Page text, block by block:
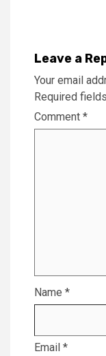
Leave a
Your email
Required
Comment *
Name *
Email *